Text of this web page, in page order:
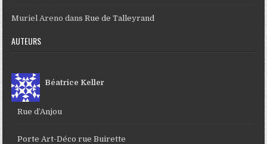
Muriel Areno dansRue de Talleyrand
AUTEURS
Béatrice Keller
Rue d’Anjou
Porte Art-Déco rue Buirette